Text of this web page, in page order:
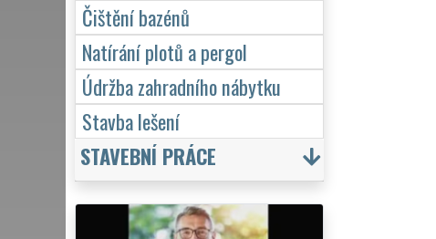
Čištění bazénů
Natírání plotů a pergol
Údržba zahradního nábytku
Stavba lešení
STAVEBNÍ PRÁCE